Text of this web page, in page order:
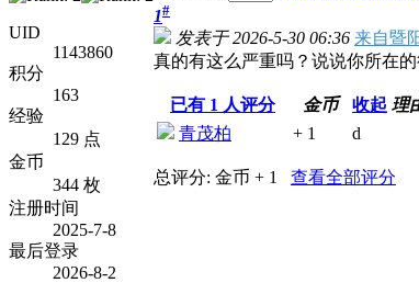
UID
1143860
积分
163
经验
129 点
金币
344 枚
注册时间
2025-7-8
最后登录
2026-8-2
1#
发表于 2026-5-30 06:36 来自暨
真的有这么严重吗？说说你所在
已有 1 人评分 金币 收起 理
青茂柏
+ 1 d
总评分: 金币 + 1 查看全部评分